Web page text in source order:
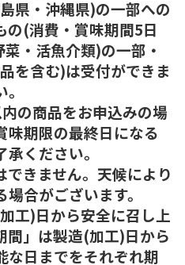
県・沖縄県)の一部への
の(消費・賞味期間5日
・活魚介類)の一部・
を含む)は受付ができま
の商品をお申込みの場
味期限の最終日になる
ください。
きません。天候により
合がございます。
工)日から安全に召し上
間」は製造(加工)日から
な日までをそれぞれ期